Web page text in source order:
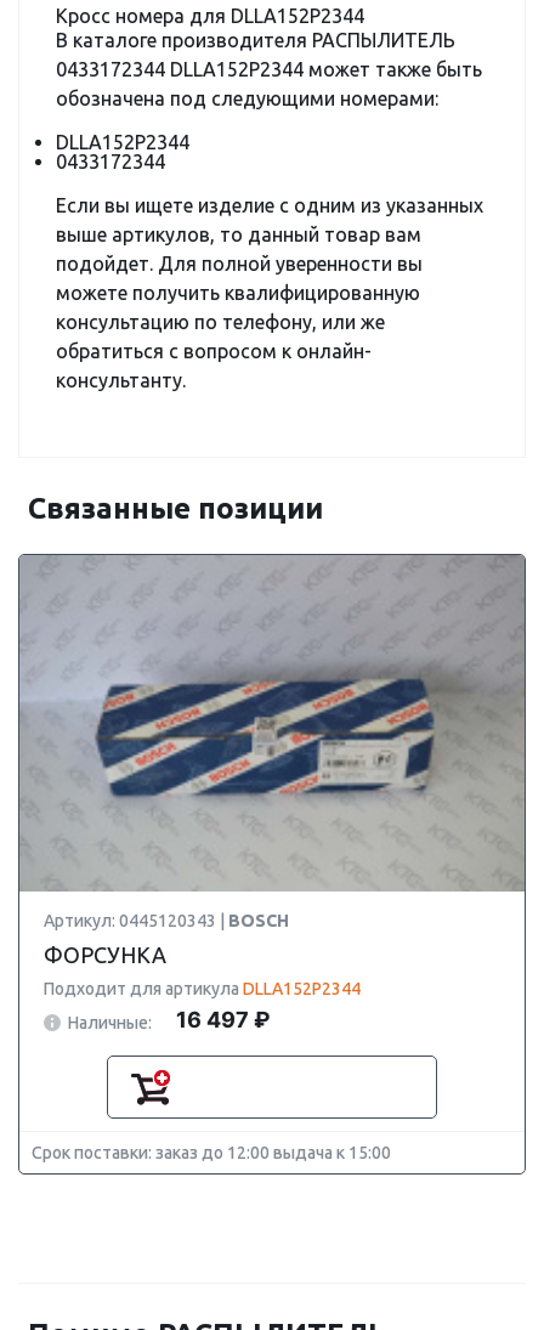
Кросс номера для DLLA152P2344
В каталоге производителя РАСПЫЛИТЕЛЬ
0433172344 DLLA152P2344 может также быть
обозначена под следующими номерами:
DLLA152P2344
0433172344
Если вы ищете изделие с одним из указанных
выше артикулов, то данный товар вам
подойдет. Для полной уверенности вы
можете получить квалифицированную
консультацию по телефону, или же
обратиться с вопросом к онлайн-
консультанту.
Связанные позиции
Артикул: 0445120343 | BOSCH
ФОРСУНКА
Подходит для артикула DLLA152P2344
Наличные:
16 497 ₽
Срок поставки: заказ до 12:00 выдача к 15:00